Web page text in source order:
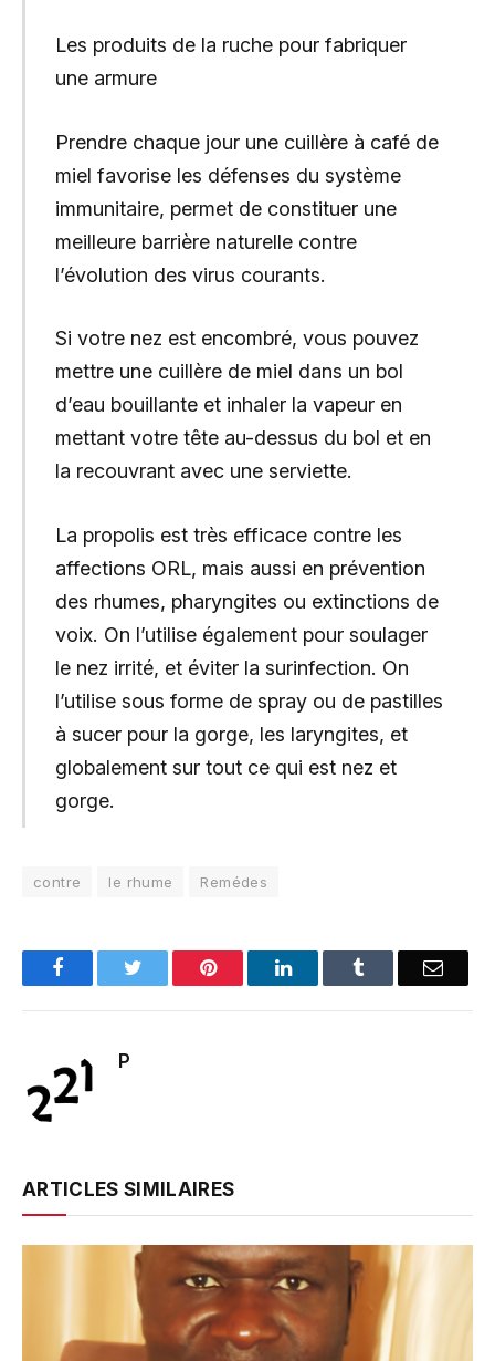
Les produits de la ruche pour fabriquer
une armure
Prendre chaque jour une cuillère à café de
miel favorise les défenses du système
immunitaire, permet de constituer une
meilleure barrière naturelle contre
l’évolution des virus courants.
Si votre nez est encombré, vous pouvez
mettre une cuillère de miel dans un bol
d’eau bouillante et inhaler la vapeur en
mettant votre tête au-dessus du bol et en
la recouvrant avec une serviette.
La propolis est très efficace contre les
affections ORL, mais aussi en prévention
des rhumes, pharyngites ou extinctions de
voix. On l’utilise également pour soulager
le nez irrité, et éviter la surinfection. On
l’utilise sous forme de spray ou de pastilles
à sucer pour la gorge, les laryngites, et
globalement sur tout ce qui est nez et
gorge.
contre le rhume Remédes
FacebookTwitter Pinterest LinkedInTumblr Email
P
ARTICLES SIMILAIRES